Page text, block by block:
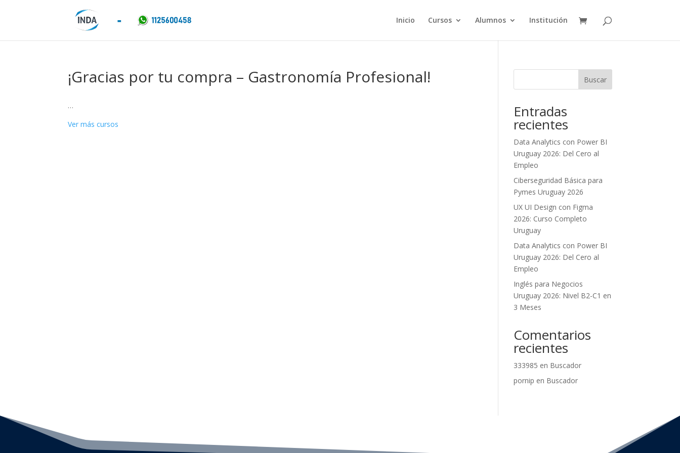
Inicio Cursos Alumnos Institución
¡Gracias por tu compra – Gastronomía Profesional!
…
Ver más cursos
Buscar
Entradas
recientes
Data Analytics con Power BI
Uruguay 2026: Del Cero al
Empleo
Ciberseguridad Básica para
Pymes Uruguay 2026
UX UI Design con Figma
2026: Curso Completo
Uruguay
Data Analytics con Power BI
Uruguay 2026: Del Cero al
Empleo
Inglés para Negocios
Uruguay 2026: Nivel B2-C1 en
3 Meses
Comentarios
recientes
333985 en Buscador
pornip en Buscador